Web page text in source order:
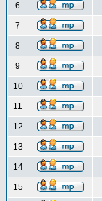
6
7
8
9
10
11
12
13
14
15